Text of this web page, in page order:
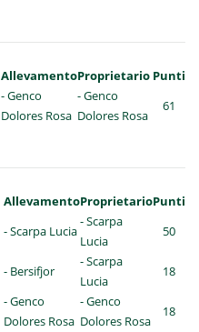
AllevamentoProprietario Punti
- Genco
Dolores Rosa
- Genco
Dolores Rosa
61
AllevamentoProprietarioPunti
- Scarpa Lucia
- Scarpa
Lucia
50
- Bersifjor
- Scarpa
Lucia
18
- Genco
Dolores Rosa
- Genco
Dolores Rosa
18